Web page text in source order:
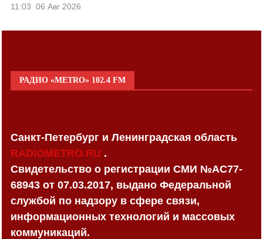
11:03 06 Авг 2026
РАДИО «METRO» 102.4 FM
Санкт-Петербург и Ленинградская область
RADIOMETRO.RU .
Свидетельство о регистрации СМИ №AC77-
68943 от 07.03.2017, выдано Федеральной
службой по надзору в сфере связи,
информационных технологий и массовых
коммуникаций.